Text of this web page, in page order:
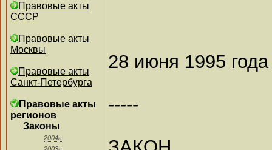
Правовые акты
СССР
Правовые акты
Москвы
Правовые акты
Санкт-Петербурга
Правовые акты
регионов
Законы
2004г.
28 июня 1995 года
-----